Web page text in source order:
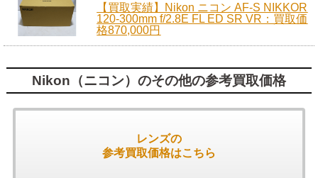
【買取実績】Nikon ニコン AF-S NIKKOR
120-300mm f/2.8E FL ED SR VR：買取価
格870,000円
Nikon（ニコン）のその他の参考買取価格
レンズの
参考買取価格はこちら